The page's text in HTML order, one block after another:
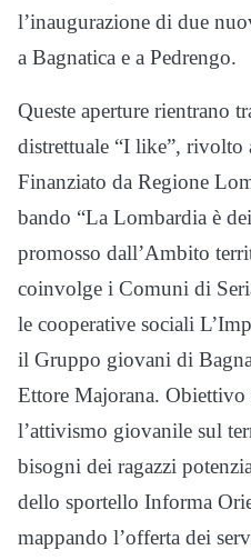
l’inaugurazione di due
a Bagnatica e a Pedrengo.
Queste aperture rientrano
distrettuale “I like”, rivolto
Finanziato da Regione
bando “La Lombardia è
promosso dall’Ambito
coinvolge i Comuni di
le cooperative sociali
il Gruppo giovani di
Ettore Majorana.
l’attivismo giovanile sul
bisogni dei ragazzi
dello sportello Informa
mappando l’offerta dei